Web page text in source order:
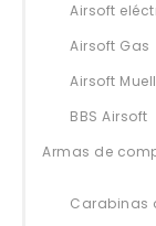
Airsoft
Airsoft Gas
Airsoft
BBS Airsoft
Armas de
Carabinas